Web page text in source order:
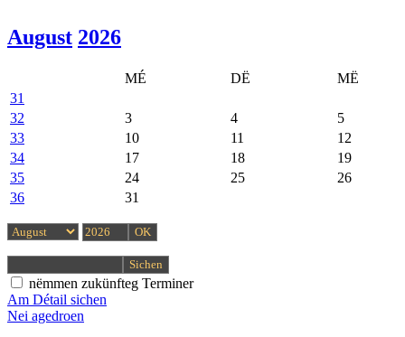
August 2026
MÉ DË
MË
31
32
3 4
5
33
10 11
12
34
17 18
19
35
24 25
26
36
31
nëmmen zukünfteg Terminer
Am Détail sichen
Nei agedroen